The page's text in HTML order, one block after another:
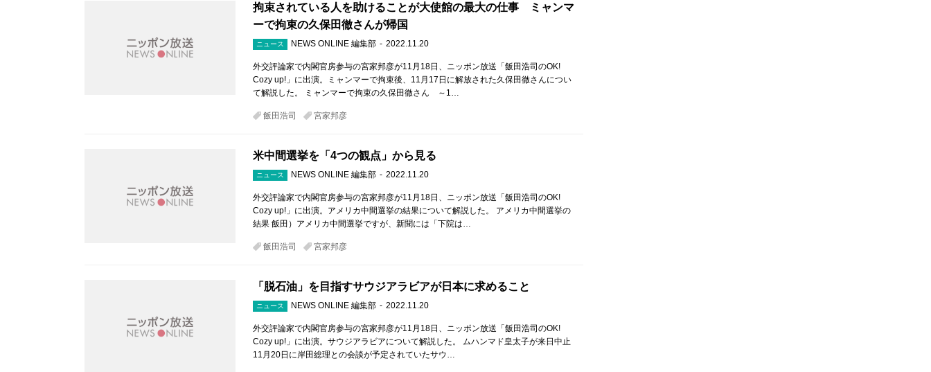
拘束されている人を助けることが大使館の最大の仕事 ミャンマ
ーで拘束の久保田徹さんが帰国
ニュース NEWS ONLINE 編集部 2022.11.20
外交評論家で内閣官房参与の宮家邦彦が11月18日、ニッポン放送「飯田浩司のOK!
Cozy up!」に出演。ミャンマーで拘束後、11月17日に解放された久保田徹さんについ
て解説した。 ミャンマーで拘束の久保田徹さん ～1…
飯田浩司 宮家邦彦
米中間選挙を「4つの観点」から見る
ニュース NEWS ONLINE 編集部 2022.11.20
外交評論家で内閣官房参与の宮家邦彦が11月18日、ニッポン放送「飯田浩司のOK!
Cozy up!」に出演。アメリカ中間選挙の結果について解説した。 アメリカ中間選挙の
結果 飯田）アメリカ中間選挙ですが、新聞には「下院は…
飯田浩司 宮家邦彦
「脱石油」を目指すサウジアラビアが日本に求めること
ニュース NEWS ONLINE 編集部 2022.11.20
外交評論家で内閣官房参与の宮家邦彦が11月18日、ニッポン放送「飯田浩司のOK!
Cozy up!」に出演。サウジアラビアについて解説した。 ムハンマド皇太子が来日中止
11月20日に岸田総理との会談が予定されていたサウ…